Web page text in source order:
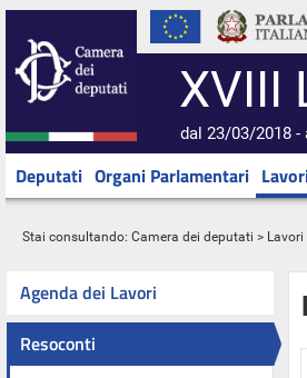
XVIII
dal 23/03/2018 -
Deputati Organi Parlamentari
Stai consultando: Camera dei deputati > Lavori
Agenda dei Lavori
Resoconti